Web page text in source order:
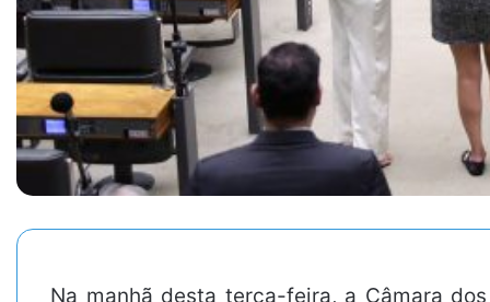
Na manhã desta terça-feira, a Câmara